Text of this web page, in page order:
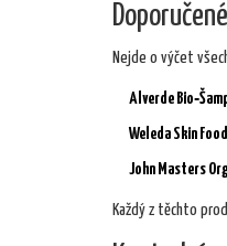
Nejde o výčet
Alverde
Weleda Skin
John Masters
Každý z těchto